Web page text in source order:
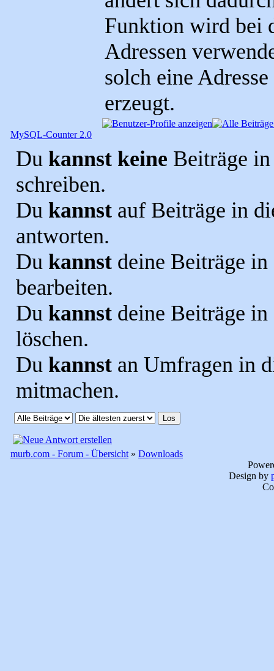
Funktion wird bei
Adressen
solch eine
erzeugt.
MySQL-Counter 2.0
Du kannst keine Beiträge
schreiben.
Du kannst auf Beiträge in
antworten.
Du kannst deine Beiträge
bearbeiten.
Du kannst deine Beiträge
löschen.
Du kannst an Umfragen in
mitmachen.
murb.com - Forum - Übersicht » Downloads
Design by